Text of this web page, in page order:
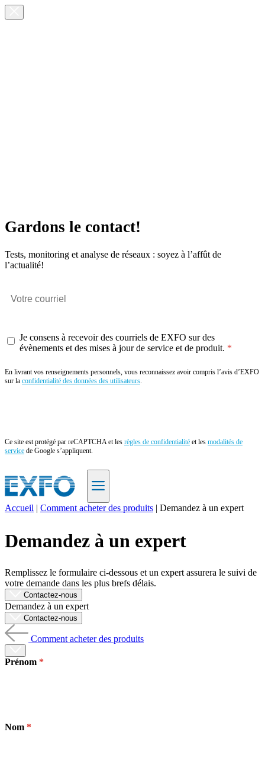
Gardons le contact!
Tests, monitoring et analyse de réseaux : soyez à l’affût de
l’actualité!
Je consens à recevoir des courriels de EXFO sur des
évènements et des mises à jour de service et de produit.
En livrant vos renseignements personnels, vous reconnaissez avoir compris l’avis d’EXFO
sur la confidentialité des données des utilisateurs.
Ce site est protégé par reCAPTCHA et les règles de confidentialité et les modalités de
service de Google s’appliquent.
Produits
Soutien
Services
Acheter
Ressources
Contactez-
nous
Partenaires
Accueil | Comment acheter des produits | Demandez à un expert
Demandez à un expert
Remplissez le formulaire ci-dessous et un expert assurera le suivi de
votre demande dans les plus brefs délais.
Contactez-nous
Demandez à un expert
Contactez-nous
Comment acheter des produits
Prénom
Nom